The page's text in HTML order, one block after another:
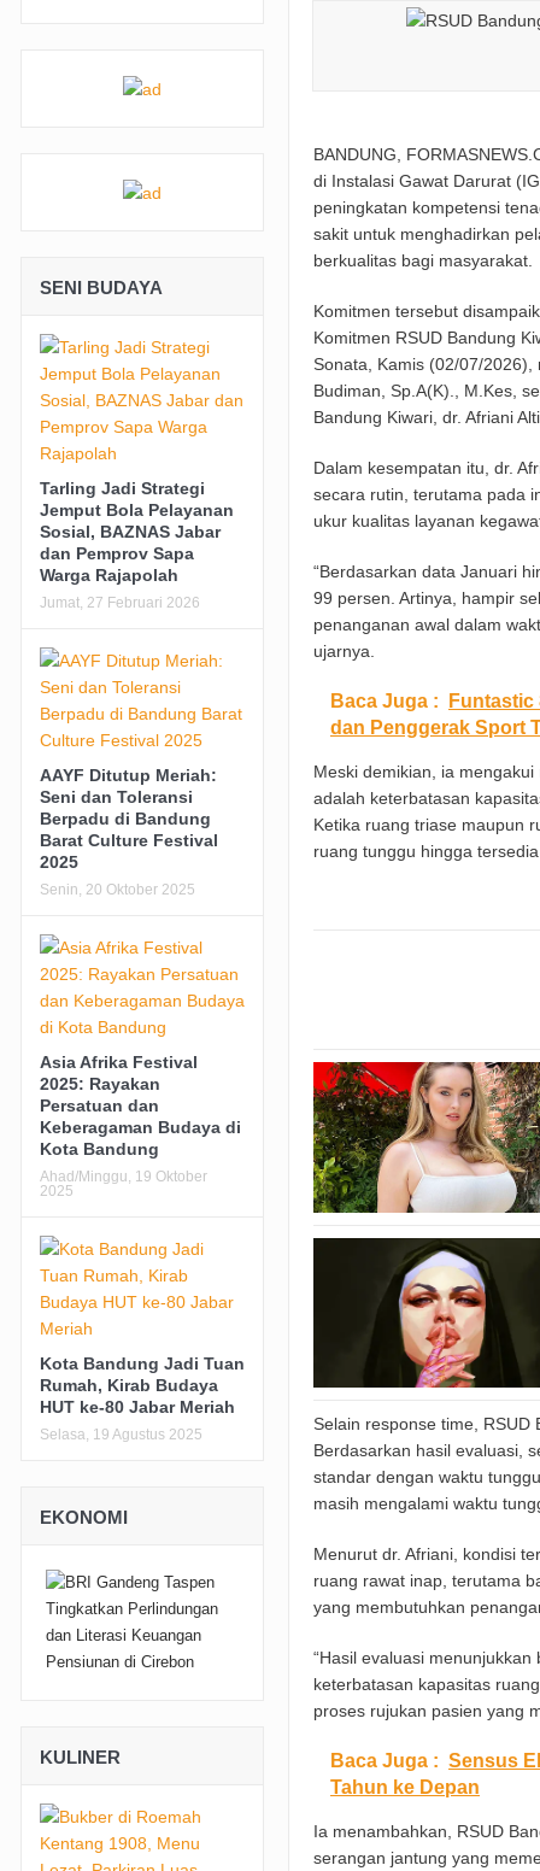
BRI Gandeng Taspen Tingkatkan
Farhan: Kritik Mahasiswa Penting untuk
BRI Peduli Serahkan Ambulans untuk
BANDUNG,
di Instalasi Gawat Darurat
peningkatan kompetensi
sakit untuk menghadirkan
berkualitas bagi masyarakat.
Komitmen tersebut
Komitmen RSUD Bandung
Sonata, Kamis (02/07/2026),
Budiman, Sp.A(K)., M.Kes,
Bandung Kiwari, dr. Afriani
Dalam kesempatan itu, dr.
secara rutin, terutama pada
ukur kualitas layanan
“Berdasarkan data Januari
99 persen. Artinya, hampir
penanganan awal dalam
ujarnya.
Baca Juga :
Funtastic
dan Penggerak Sport
Meski demikian, ia
adalah keterbatasan
Ketika ruang triase maupun
ruang tunggu hingga
Selain response time,
Berdasarkan hasil evaluasi,
standar dengan waktu
masih mengalami waktu
Menurut dr. Afriani, kondisi
ruang rawat inap, terutama
yang membutuhkan
“Hasil evaluasi
keterbatasan kapasitas
proses rujukan pasien yang
Baca Juga : Sensus
Tahun ke Depan
Ia menambahkan, RSUD
serangan jantung yang
SENI BUDAYA
Tarling Jadi Strategi
Jemput Bola Pelayanan
Sosial, BAZNAS Jabar
dan Pemprov Sapa
Warga Rajapolah
Jumat, 27 Februari 2026
AAYF Ditutup Meriah:
Seni dan Toleransi
Berpadu di Bandung
Barat Culture Festival
2025
Senin, 20 Oktober 2025
Asia Afrika Festival
2025: Rayakan
Persatuan dan
Keberagaman Budaya di
Kota Bandung
Ahad/Minggu, 19 Oktober
2025
Kota Bandung Jadi Tuan
Rumah, Kirab Budaya
HUT ke-80 Jabar Meriah
Selasa, 19 Agustus 2025
EKONOMI
KULINER